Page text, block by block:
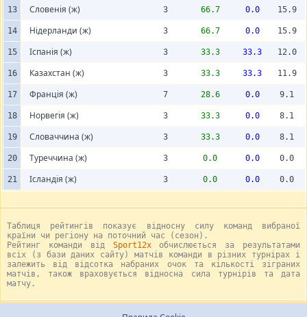
13 Словенія (ж) 3 66.7 0.0 15.9
14 Нідерланди (ж) 3 66.7 0.0 15.9
15 Іспанія (ж) 3 33.3 33.3 12.0
16 Казахстан (ж) 3 33.3 33.3 11.9
17 Франція (ж) 7 28.6 0.0 9.1
18 Норвегія (ж) 3 33.3 0.0 8.1
19 Словаччина (ж) 3 33.3 0.0 8.1
20 Туреччина (ж) 3 0.0 0.0 0.0
21 Ісландія (ж) 3 0.0 0.0 0.0
Таблиця рейтингів показує відносну силу команд вибраної
країни чи регіону на поточний час (сезон).
Рейтинг команди від Sport12xобчислюється за результатами
всіх (з бази даних сайту) матчів команди в різних турнірах і
залежить від відсотка набраних очок та кількості зіграних
матчів, також враховується відносна сила турнірів та дата
матчу.